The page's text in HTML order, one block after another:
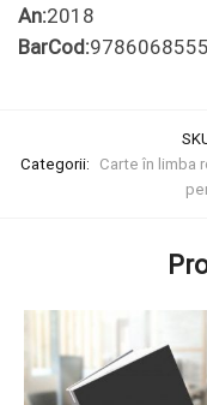
An:2018
BarCod:
Categorii:
Carte în limba